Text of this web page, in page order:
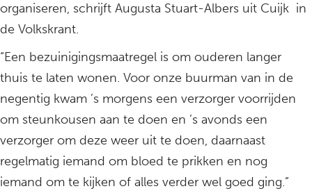
organiseren, schrijft Augusta Stuart-Albers uit Cuijk in
de Volkskrant.
“Een bezuinigingsmaatregel is om ouderen langer
thuis te laten wonen. Voor onze buurman van in de
negentig kwam ’s morgens een verzorger voorrijden
om steunkousen aan te doen en ’s avonds een
verzorger om deze weer uit te doen, daarnaast
regelmatig iemand om bloed te prikken en nog
iemand om te kijken of alles verder wel goed ging.”